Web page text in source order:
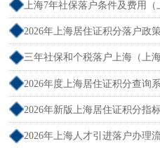
新规）
上海7年社保落户条件及费用
吗？）
2026年上海居住证积分落户政
户政策2026年）
三年社保和个税落户上海（上
2026年度上海居住证积分查询
分）
2026年新版上海居住证积分指
标）
2026年上海人才引进落户办理